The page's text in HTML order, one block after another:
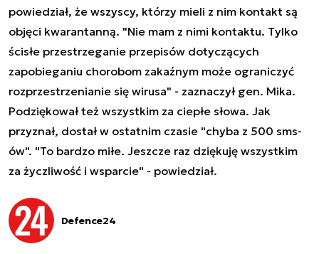
powiedział, że wszyscy, którzy mieli z nim kontakt są
objęci kwarantanną. "Nie mam z nimi kontaktu. Tylko
ścisłe przestrzeganie przepisów dotyczących
zapobieganiu chorobom zakaźnym może ograniczyć
rozprzestrzenianie się wirusa" - zaznaczył gen. Mika.
Podziękował też wszystkim za ciepłe słowa. Jak
przyznał, dostał w ostatnim czasie "chyba z 500 sms-
ów". "To bardzo miłe. Jeszcze raz dziękuję wszystkim
za życzliwość i wsparcie" - powiedział.
Defence24